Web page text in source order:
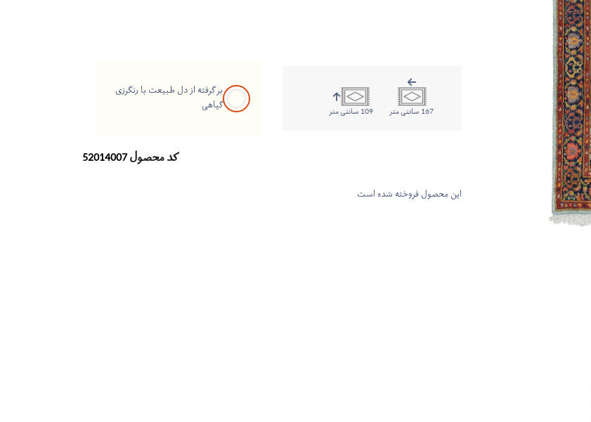
167 سانتی متر 109 سانتی متر
بر گرفته از دل طبیعت با رنگرزی
گیاهی
کد محصول52014007
این محصول فروخته شده است